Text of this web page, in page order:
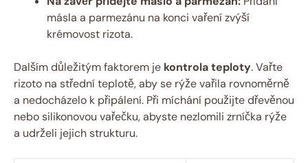
másla a parmezánu na konci vaření zvýší
krémovost rizota.
Dalším důležitým faktorem je kontrola teploty. Vařte
rizoto na střední teplotě, aby se rýže vařila rovnoměrně
a nedocházelo k připálení. Při míchání použijte dřevěnou
nebo silikonovou vařečku, abyste nezlomili zrníčka rýže
a udrželi jejich strukturu.